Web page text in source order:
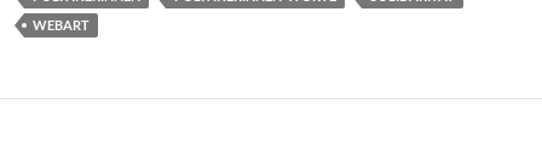
WEBART